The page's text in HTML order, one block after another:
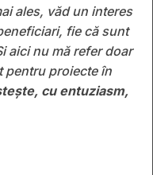
ales, văd un interes
fie că sunt
aici nu mă refer doar
pentru proiecte în
cu entuziasm,